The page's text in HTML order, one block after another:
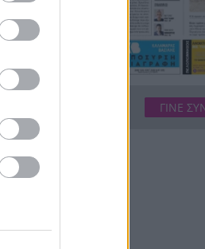
με 13
Κεσμ,
Φρίκη στη
15χρονο
αγώνα
Της δώρισε
της έσωσε
ΓΙΝΕ